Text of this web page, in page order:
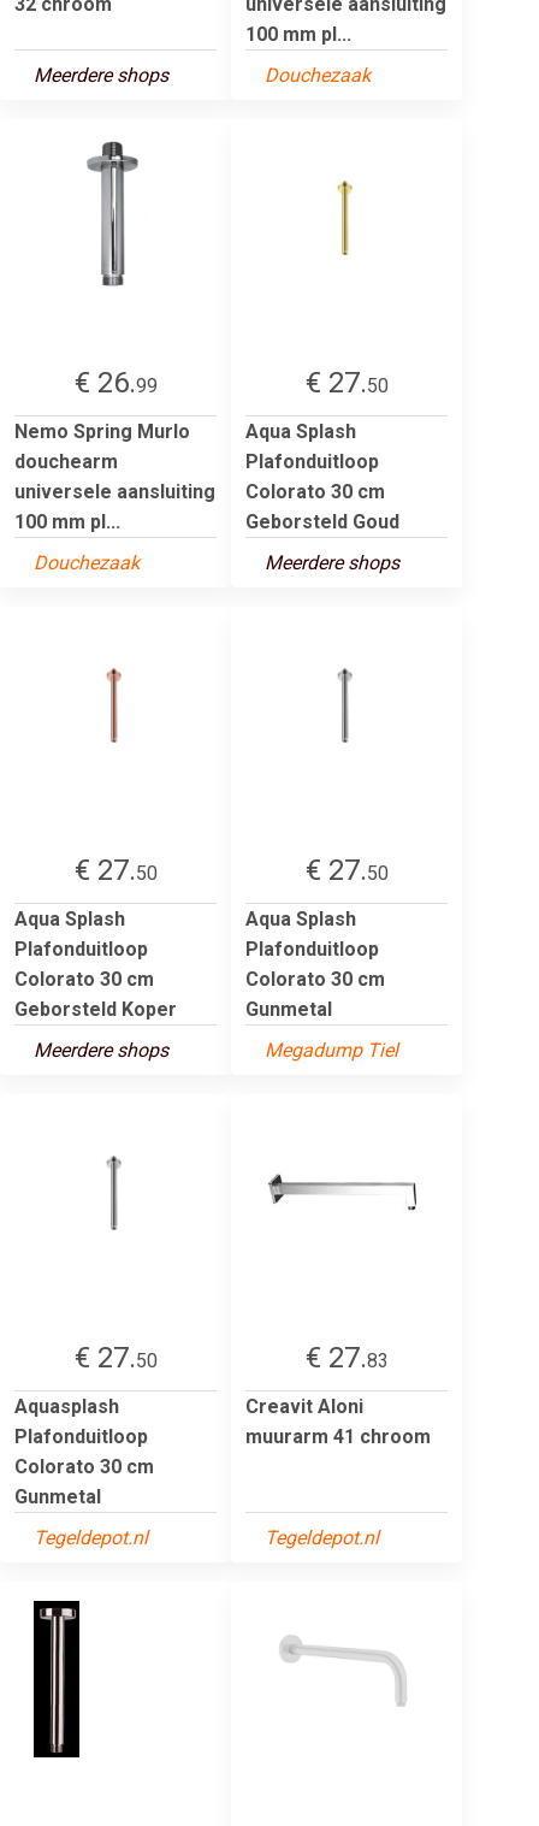
Meerdere shops
100 mm pl...
Douchezaak
€ 26.99
Nemo Spring Murlo
douchearm
universele aansluiting
100 mm pl...
Douchezaak
€ 27.50
Aqua Splash
Plafonduitloop
Colorato 30 cm
Geborsteld Goud
Meerdere shops
€ 27.50
Aqua Splash
Plafonduitloop
Colorato 30 cm
Geborsteld Koper
Meerdere shops
€ 27.50
Aqua Splash
Plafonduitloop
Colorato 30 cm
Gunmetal
Megadump Tiel
€ 27.50
Aquasplash
Plafonduitloop
Colorato 30 cm
Gunmetal
Tegeldepot.nl
€ 27.83
Creavit Aloni
muurarm 41 chroom
Tegeldepot.nl